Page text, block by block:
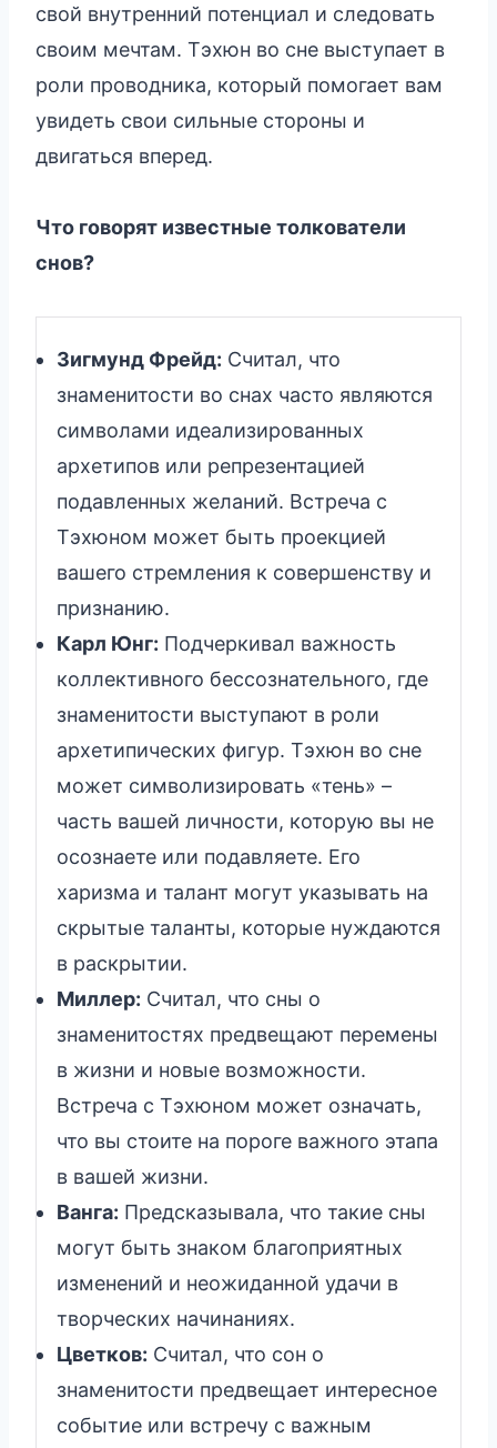
свой внутренний потенциал и следовать
своим мечтам. Тэхюн во сне выступает в
роли проводника, который помогает вам
увидеть свои сильные стороны и
двигаться вперед.
Что говорят известные толкователи
снов?
Зигмунд Фрейд: Считал, что
знаменитости во снах часто являются
символами идеализированных
архетипов или репрезентацией
подавленных желаний. Встреча с
Тэхюном может быть проекцией
вашего стремления к совершенству и
признанию.
Карл Юнг: Подчеркивал важность
коллективного бессознательного, где
знаменитости выступают в роли
архетипических фигур. Тэхюн во сне
может символизировать «тень» –
часть вашей личности, которую вы не
осознаете или подавляете. Его
харизма и талант могут указывать на
скрытые таланты, которые нуждаются
в раскрытии.
Миллер: Считал, что сны о
знаменитостях предвещают перемены
в жизни и новые возможности.
Встреча с Тэхюном может означать,
что вы стоите на пороге важного этапа
в вашей жизни.
Ванга: Предсказывала, что такие сны
могут быть знаком благоприятных
изменений и неожиданной удачи в
творческих начинаниях.
Цветков: Считал, что сон о
знаменитости предвещает интересное
событие или встречу с важным